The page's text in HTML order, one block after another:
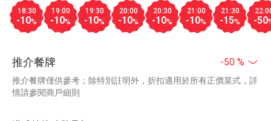
18:30
-10%
19:00
-10%
19:30
-10%
20:00
-10%
20:30
-10%
21:00
-10%
21:30
-15% -50
推介餐牌 -50 %
推介餐牌僅供參考；除特別註明外，折扣適用於所有正價菜式，詳
情請參閱商戶細則